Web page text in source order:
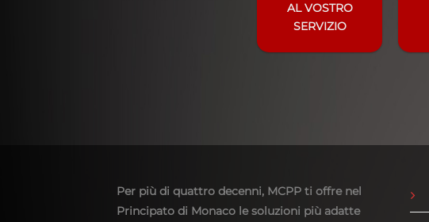
AL VOSTRO
SERVIZIO
Per più di quattro decenni, MCPP ti offre nel
Principato di Monaco le soluzioni più adatte